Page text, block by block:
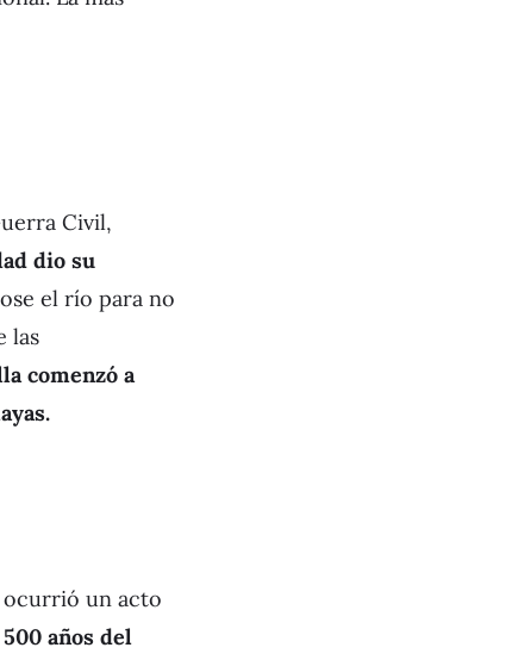
Civil,
dio su
el río para no
las
comenzó a
ocurrió un acto
años del